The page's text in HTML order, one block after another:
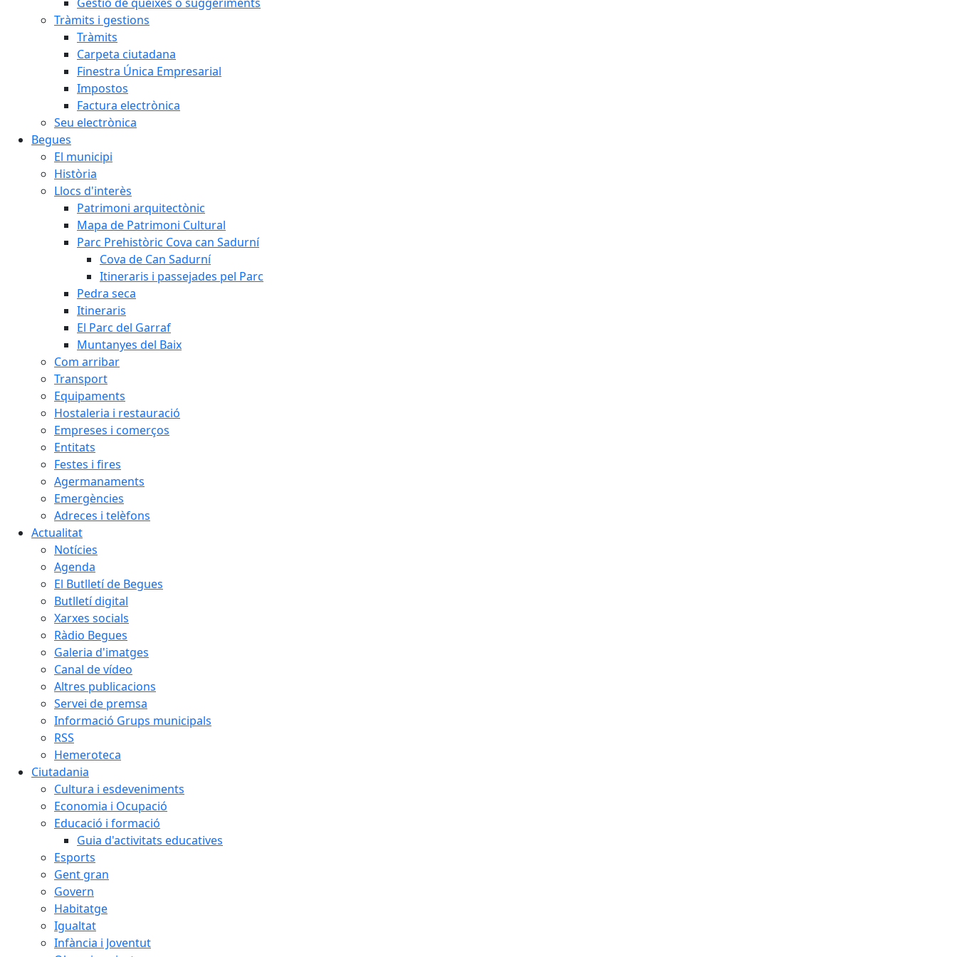
Tràmits i gestions
Tràmits
Carpeta ciutadana
Finestra Única Empresarial
Impostos
Factura electrònica
Seu electrònica
Begues
El municipi
Història
Llocs d'interès
Patrimoni arquitectònic
Mapa de Patrimoni Cultural
Parc Prehistòric Cova can Sadurní
Cova de Can Sadurní
Itineraris i passejades pel Parc
Pedra seca
Itineraris
El Parc del Garraf
Muntanyes del Baix
Com arribar
Transport
Equipaments
Hostaleria i restauració
Empreses i comerços
Entitats
Festes i fires
Agermanaments
Emergències
Adreces i telèfons
Actualitat
Notícies
Agenda
El Butlletí de Begues
Butlletí digital
Xarxes socials
Ràdio Begues
Galeria d'imatges
Canal de vídeo
Altres publicacions
Servei de premsa
Informació Grups municipals
RSS
Hemeroteca
Ciutadania
Cultura i esdeveniments
Economia i Ocupació
Educació i formació
Guia d'activitats educatives
Esports
Gent gran
Govern
Habitatge
Igualtat
Infància i Joventut